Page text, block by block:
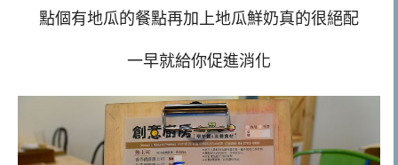
點個有地瓜的餐點再加上地瓜鮮奶真的很絕配
一早就給你促進消化